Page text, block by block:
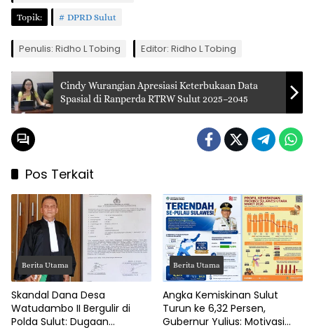
Topik: DPRD Sulut
Penulis: Ridho L Tobing Editor: Ridho L Tobing
Cindy Wurangian Apresiasi Keterbukaan Data
Spasial di Ranperda RTRW Sulut 2025–2045
Pos Terkait
Berita Utama
Skandal Dana Desa
Watudambo II Bergulir di
Polda Sulut: Dugaan
Berita Utama
Angka Kemiskinan Sulut
Turun ke 6,32 Persen,
Gubernur Yulius: Motivasi